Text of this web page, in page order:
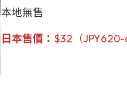
本地無售
日本售價 ： $32（JPY620-